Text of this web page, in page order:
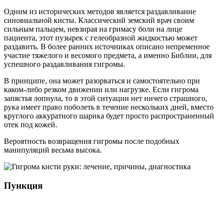
Одним из исторических методов является раздавливание
синовиальной кисты. Классический земский врач своим
сильным пальцем, невзирая на гримасу боли на лице
пациента, этот пузырек с гелеобразной жидкостью может
раздавить. В более ранних источниках описано непременное
участие тяжелого и весомого предмета, а именно Библии, для
успешного раздавливания гигромы.
В принципе, она может разорваться и самостоятельно при
каком-либо резком движении или нагрузке. Если гигрома
запястья лопнула, то в этой ситуации нет ничего страшного,
рука имеет право поболеть в течение нескольких дней, вместо
круглого аккуратного шарика будет просто распространенный
отек под кожей.
Вероятность возвращения гигромы после подобных
манипуляций весьма высока.
Пункция